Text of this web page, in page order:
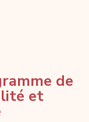
de
et